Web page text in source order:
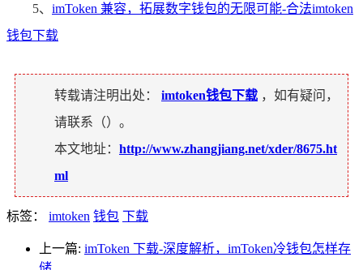
5、 imToken 兼容，拓展数字钱包的无限可能-合法imtoken
钱包下载
转载请注明出处： imtoken钱包下载 ，如有疑问，
请联系（）。
本文地址： http://www.zhangjiang.net/xder/8675.ht
ml
标签： imtoken 钱包 下载
上一篇: imToken 下载-深度解析，imToken冷钱包怎样存